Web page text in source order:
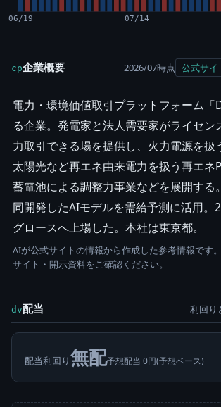
06/19 07/14
cp企業概要 2026/07時点 公式サ
電力・環境価値取引プラットフォーム「
る企業。発電家と法人需要家がライセン
力取引できる場を提供し、火力電源を扱
太陽光など再エネ由来電力を扱う再エネ
蓄電池による調整力事業などを展開する
同開発したAIモデルを需給予測に活用。
グロースへ上場した。本社は東京都。
AIが公式サイトの情報から作成した参考情報です
サイト・開示資料をご確認ください。
dv配当 利回り
配当利回り無配予想配当 0円(予想ベース)